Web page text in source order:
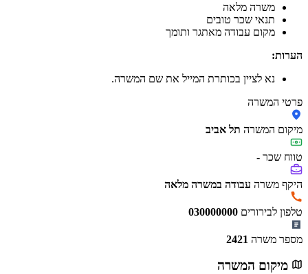
משרה מלאה
תנאי שכר טובים
מקום עבודה מאתגר ותומך
הערות:
נא לציין בכותרת המייל את שם המשרה.
פרטי המשרה
מיקום המשרה תל אביב
טווח שכר -
היקף משרה עבודה במשרה מלאה
טלפון לבירורים 030000000
מספר משרה 2421
מיקום המשרה